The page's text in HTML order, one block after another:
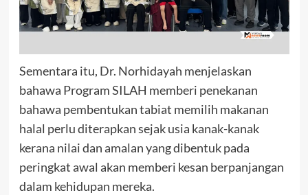
Sementara itu, Dr. Norhidayah menjelaskan
bahawa Program SILAH memberi penekanan
bahawa pembentukan tabiat memilih makanan
halal perlu diterapkan sejak usia kanak-kanak
kerana nilai dan amalan yang dibentuk pada
peringkat awal akan memberi kesan berpanjangan
dalam kehidupan mereka.